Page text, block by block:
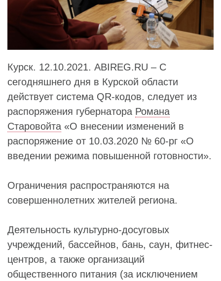
Курск. 12.10.2021. ABIREG.RU – С
сегодняшнего дня в Курской области
действует система QR-кодов, следует из
распоряжения губернатора Романа
Старовойта «О внесении изменений в
распоряжение от 10.03.2020 № 60-рг «О
введении режима повышенной готовности».
Ограничения распространяются на
совершеннолетних жителей региона.
Деятельность культурно-досуговых
учреждений, бассейнов, бань, саун, фитнес-
центров, а также организаций
общественного питания (за исключением